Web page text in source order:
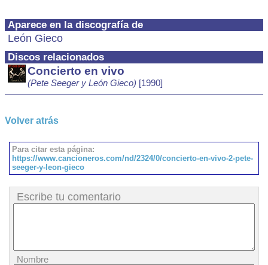
Aparece en la discografía de
León Gieco
Discos relacionados
Concierto en vivo
(Pete Seeger y León Gieco) [1990]
Volver atrás
Para citar esta página:
https://www.cancioneros.com/nd/2324/0/concierto-en-vivo-2-pete-
seeger-y-leon-gieco
Escribe tu comentario
Nombre